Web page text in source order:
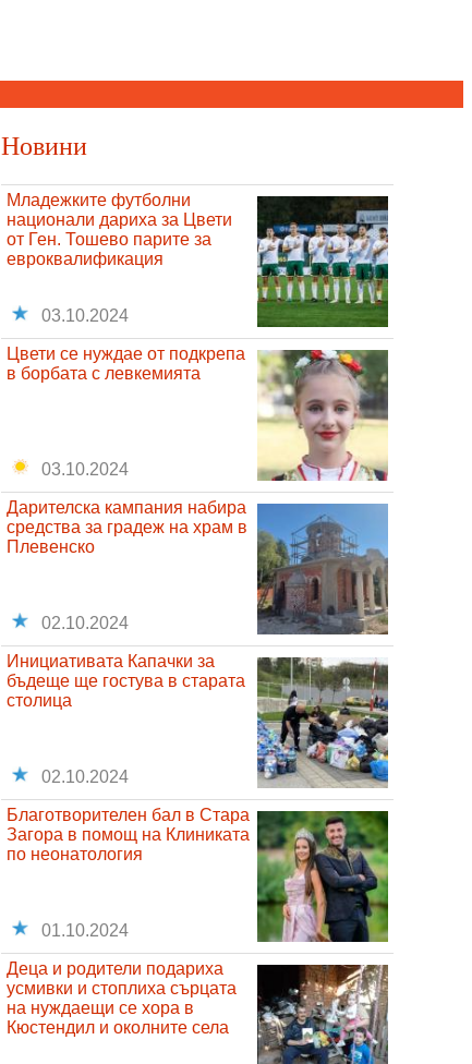
Новини
Младежките футболни
национали дариха за Цвети
от Ген. Тошево парите за
евроквалификация
03.10.2024
Цвети се нуждае от подкрепа
в борбата с левкемията
03.10.2024
Дарителска кампания набира
средства за градеж на храм в
Плевенско
02.10.2024
Инициативата Капачки за
бъдеще ще гостува в старата
столица
02.10.2024
Благотворителен бал в Стара
Загора в помощ на Клиниката
по неонатология
01.10.2024
Деца и родители подариха
усмивки и стоплиха сърцата
на нуждаещи се хора в
Кюстендил и околните села